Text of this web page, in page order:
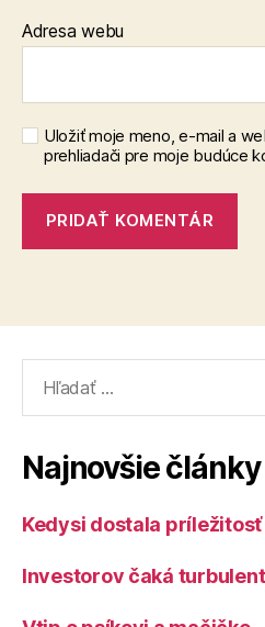
Adresa webu
Uložiť moje meno, e-mail a
prehliadači pre moje budúce
Najnovšie články
Kedysi dostala príležitosť
Investorov čaká